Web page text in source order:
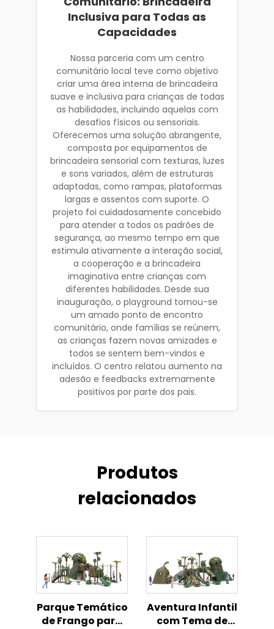
Inclusiva para Todas as
Capacidades
Nossa parceria com um centro
comunitário local teve como objetivo
criar uma área interna de brincadeira
suave e inclusiva para crianças de todas
as habilidades, incluindo aquelas com
desafios físicos ou sensoriais.
Oferecemos uma solução abrangente,
composta por equipamentos de
brincadeira sensorial com texturas, luzes
e sons variados, além de estruturas
adaptadas, como rampas, plataformas
largas e assentos com suporte. O
projeto foi cuidadosamente concebido
para atender a todos os padrões de
segurança, ao mesmo tempo em que
estimula ativamente a interação social,
a cooperação e a brincadeira
imaginativa entre crianças com
diferentes habilidades. Desde sua
inauguração, o playground tornou-se
um amado ponto de encontro
comunitário, onde famílias se reúnem,
as crianças fazem novas amizades e
todos se sentem bem-vindos e
incluídos. O centro relatou aumento na
adesão e feedbacks extremamente
positivos por parte dos pais.
Produtos
relacionados
Parque Temático
de Frango para
Aventura Infantil
com Tema de